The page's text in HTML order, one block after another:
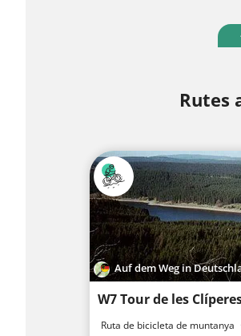
Rutes
Auf dem Weg in
W7 Tour de les
Ruta de bicicleta de muntanya